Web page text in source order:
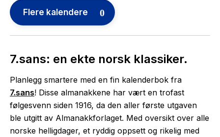
Flere kalendere
7.sans: en ekte norsk klassiker.
Planlegg smartere med en fin kalenderbok fra
7.sans! Disse almanakkene har vært en trofast
følgesvenn siden 1916, da den aller første utgaven
ble utgitt av Almanakkforlaget. Med oversikt over alle
norske helligdager, et ryddig oppsett og rikelig med